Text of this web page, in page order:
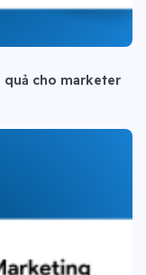
quả cho marketer